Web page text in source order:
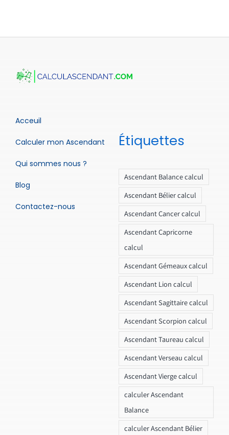
Acceuil
Calculer mon Ascendant
Qui sommes nous ?
Blog
Contactez-nous
Étiquettes
Ascendant Balance calcul
Ascendant Bélier calcul
Ascendant Cancer calcul
Ascendant Capricorne
calcul
Ascendant Gémeaux calcul
Ascendant Lion calcul
Ascendant Sagittaire calcul
Ascendant Scorpion calcul
Ascendant Taureau calcul
Ascendant Verseau calcul
Ascendant Vierge calcul
calculer Ascendant
Balance
calculer Ascendant Bélier